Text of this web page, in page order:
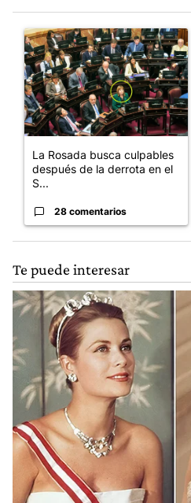
Un artículo de tendencia con el
La Rosada busca culpables
después de la derrota en el
S...
28 comentarios